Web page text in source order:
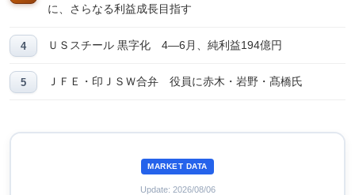
に、さらなる利益成長目指す
ＵＳスチール 黒字化 4―6月、純利益194億円
ＪＦＥ・印ＪＳＷ合弁 役員に赤木・岩野・髙橋氏
MARKET DATA
Update: 2026/08/06